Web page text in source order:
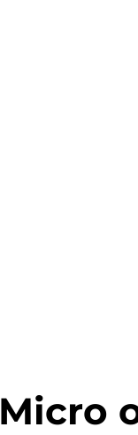
Micro